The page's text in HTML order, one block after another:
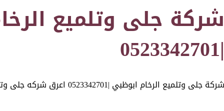
شركة جلى وتلميع
|0523342701
شركة جلى وتلميع الرخام ابوظبي |0523342701 اعرق شركه جلى وتلميع الرخام ابوظبي في تلميع وجلي